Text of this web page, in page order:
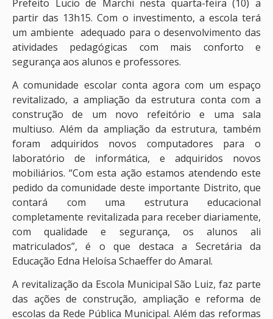
Prefeito Lucio de Marchi nesta quarta-feira (10) a
partir das 13h15. Com o investimento, a escola terá
um ambiente adequado para o desenvolvimento das
atividades pedagógicas com mais conforto e
segurança aos alunos e professores.
A comunidade escolar conta agora com um espaço
revitalizado, a ampliação da estrutura conta com a
construção de um novo refeitório e uma sala
multiuso. Além da ampliação da estrutura, também
foram adquiridos novos computadores para o
laboratório de informática, e adquiridos novos
mobiliários. “Com esta ação estamos atendendo este
pedido da comunidade deste importante Distrito, que
contará com uma estrutura educacional
completamente revitalizada para receber diariamente,
com qualidade e segurança, os alunos ali
matriculados”, é o que destaca a Secretária da
Educação Edna Heloísa Schaeffer do Amaral.
A revitalização da Escola Municipal São Luiz, faz parte
das ações de construção, ampliação e reforma de
escolas da Rede Pública Municipal. Além das reformas